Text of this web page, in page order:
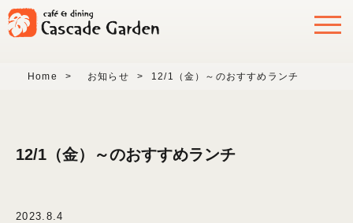
Home > お知らせ > 12/1（金）～のおすすめランチ
12/1（金）～のおすすめランチ
2023.8.4